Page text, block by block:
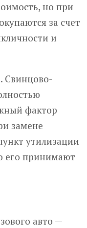
но при
за счет
и
Свинцово-
фактор
замене
утилизации
его принимают
авто —